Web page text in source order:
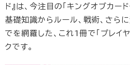
ド』は、今注目の「キングオブカー
基礎知識からルール、戦術、さら
でを網羅した、これ1冊で「プレイ
クです。